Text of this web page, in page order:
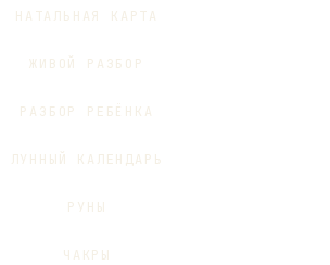
НАТАЛЬНАЯ КАРТА
ЖИВОЙ РАЗБОР
РАЗБОР РЕБЁНКА
ЛУННЫЙ КАЛЕНДАРЬ
РУНЫ
ЧАКРЫ